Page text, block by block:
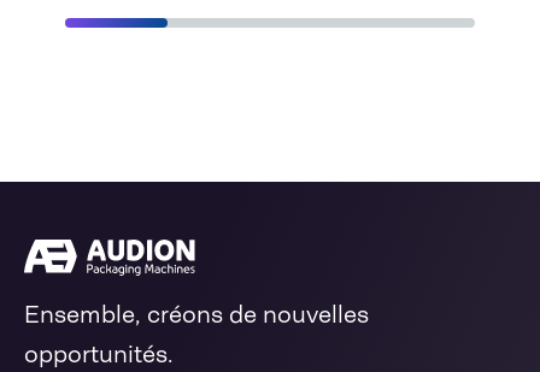
Ensemble, créons de nouvelles
opportunités.